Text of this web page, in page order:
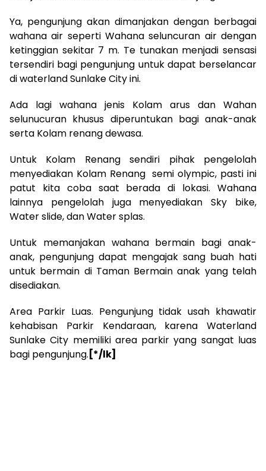
Ya, pengunjung akan dimanjakan dengan berbagai
wahana air seperti Wahana seluncuran air dengan
ketinggian sekitar 7 m. Te tunakan menjadi sensasi
tersendiri bagi pengunjung untuk dapat berselancar
di waterland Sunlake City ini.
Ada lagi wahana jenis Kolam arus dan Wahan
selunucuran khusus diperuntukan bagi anak-anak
serta Kolam renang dewasa.
Untuk Kolam Renang sendiri pihak pengelolah
menyediakan Kolam Renang semi olympic, pasti ini
patut kita coba saat berada di lokasi. Wahana
lainnya pengelolah juga menyediakan Sky bike,
Water slide, dan Water splas.
Untuk memanjakan wahana bermain bagi anak-
anak, pengunjung dapat mengajak sang buah hati
untuk bermain di Taman Bermain anak yang telah
disediakan.
Area Parkir Luas. Pengunjung tidak usah khawatir
kehabisan Parkir Kendaraan, karena Waterland
Sunlake City memiliki area parkir yang sangat luas
bagi pengunjung. [*/lk]